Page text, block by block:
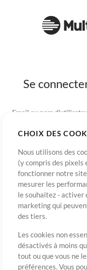
CHOIX DES
Nous utilisons des
(y compris des pixels
fonctionner notre
mesurer les
le souhaitez - activer
marketing qui
des tiers.
Les cookies non
désactivés à moins
tout ou que vous ne
préférences. Vous
Se
Email ou nom
S’inscrireMot de passe
©2006-2026 par